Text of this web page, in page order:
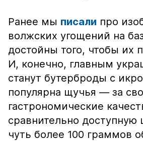
Ранее мы писали про
волжских угощений на
достойны того, чтобы их
И, конечно, главным
станут бутерброды с
популярна щучья — за
гастрономические
сравнительно доступную
чуть более 100 граммов